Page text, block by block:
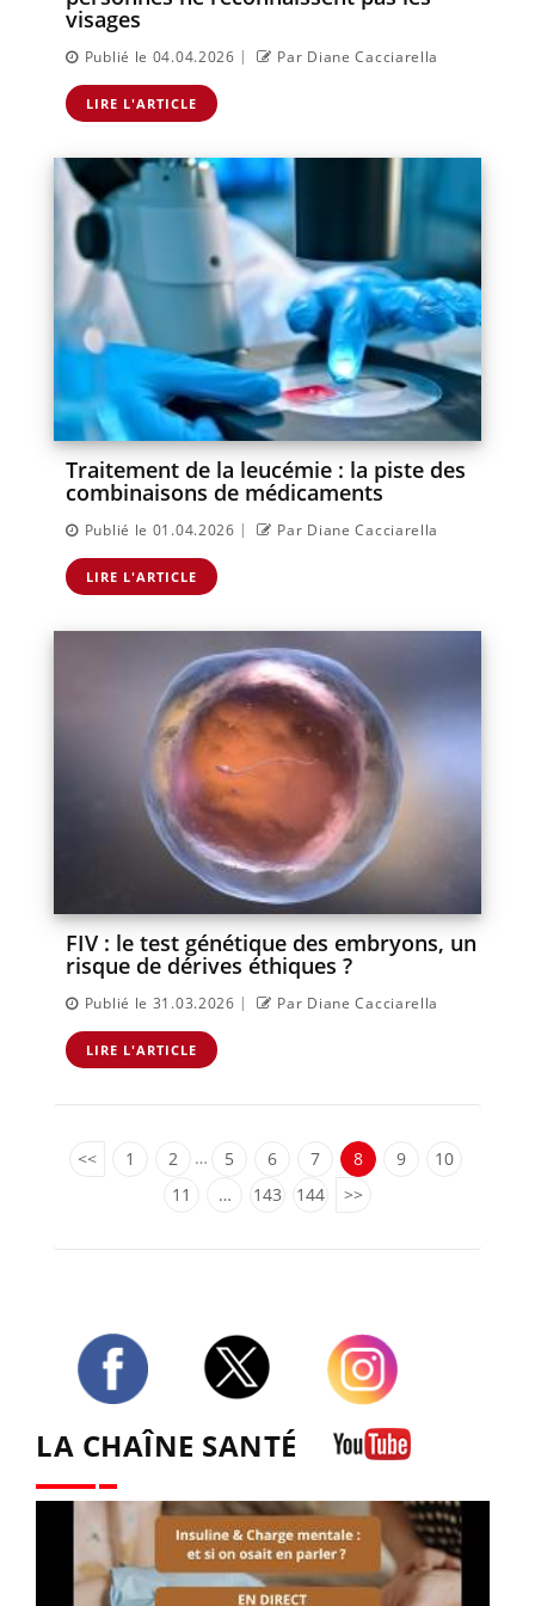
visages
Publié le 04.04.2026 | Par Diane Cacciarella
LIRE L'ARTICLE
Traitement de la leucémie : la piste des
combinaisons de médicaments
Publié le 01.04.2026 | Par Diane Cacciarella
LIRE L'ARTICLE
FIV : le test génétique des embryons, un
risque de dérives éthiques ?
Publié le 31.03.2026 | Par Diane Cacciarella
LIRE L'ARTICLE
<< 1 2 … 5 6 7 8 9
10
11
… 143 144 >>
LA CHAÎNE SANTÉ